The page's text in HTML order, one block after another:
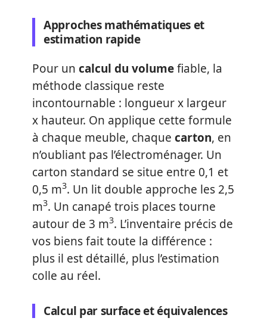
Approches mathématiques et
estimation rapide
Pour un calcul du volumefiable, la
méthode classique reste
incontournable : longueur x largeur
x hauteur. On applique cette formule
à chaque meuble, chaque carton, en
n’oubliant pas l’électroménager. Un
carton standard se situe entre 0,1 et
0,5 m3. Un lit double approche les 2,5
m3. Un canapé trois places tourne
autour de 3 m3. L’inventaire précis de
vos biens fait toute la différence :
plus il est détaillé, plus l’estimation
colle au réel.
Calcul par surface et équivalences